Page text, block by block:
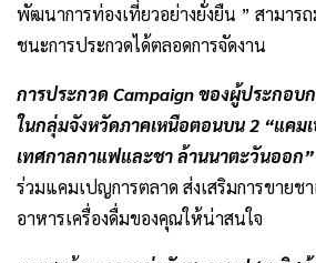
พัฒนาการท่องเที่ยวอย่างยั่งยืน ” สามาร
ชนะการประกวดได้ตลอดการจัดงาน
การประกวด Campaign ของผู้ประกอบ
ในกลุ่มจังหวัดภาคเหนือตอนบน 2 “แคม
เทศกาลกาแฟและชา ล้านนาตะวันออก”
ร่วมแคมเปญการตลาด ส่งเสริมการขายช
อาหารเครื่องดื่มของคุณให้น่าสนใจ